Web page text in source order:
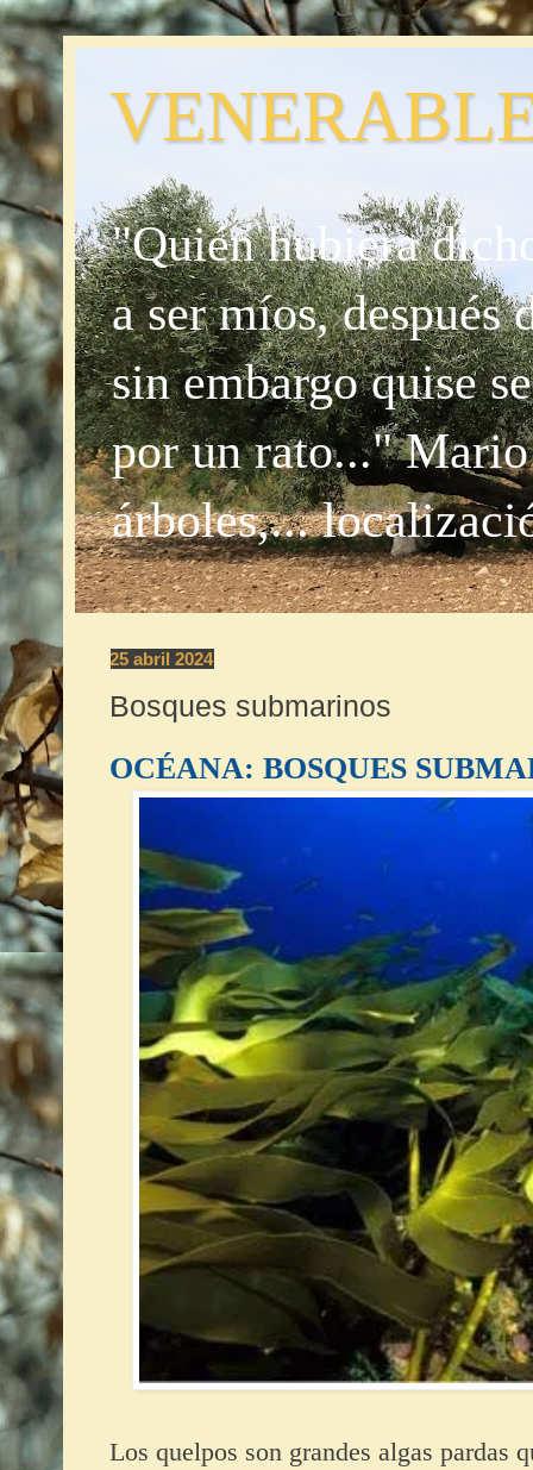
"Quién hubiera
a ser míos,
sin embargo quise
por un rato..."
árboles,...
25 abril 2024
Bosques submarinos
OCÉANA: BOSQUES
Los quelpos son grandes algas pardas